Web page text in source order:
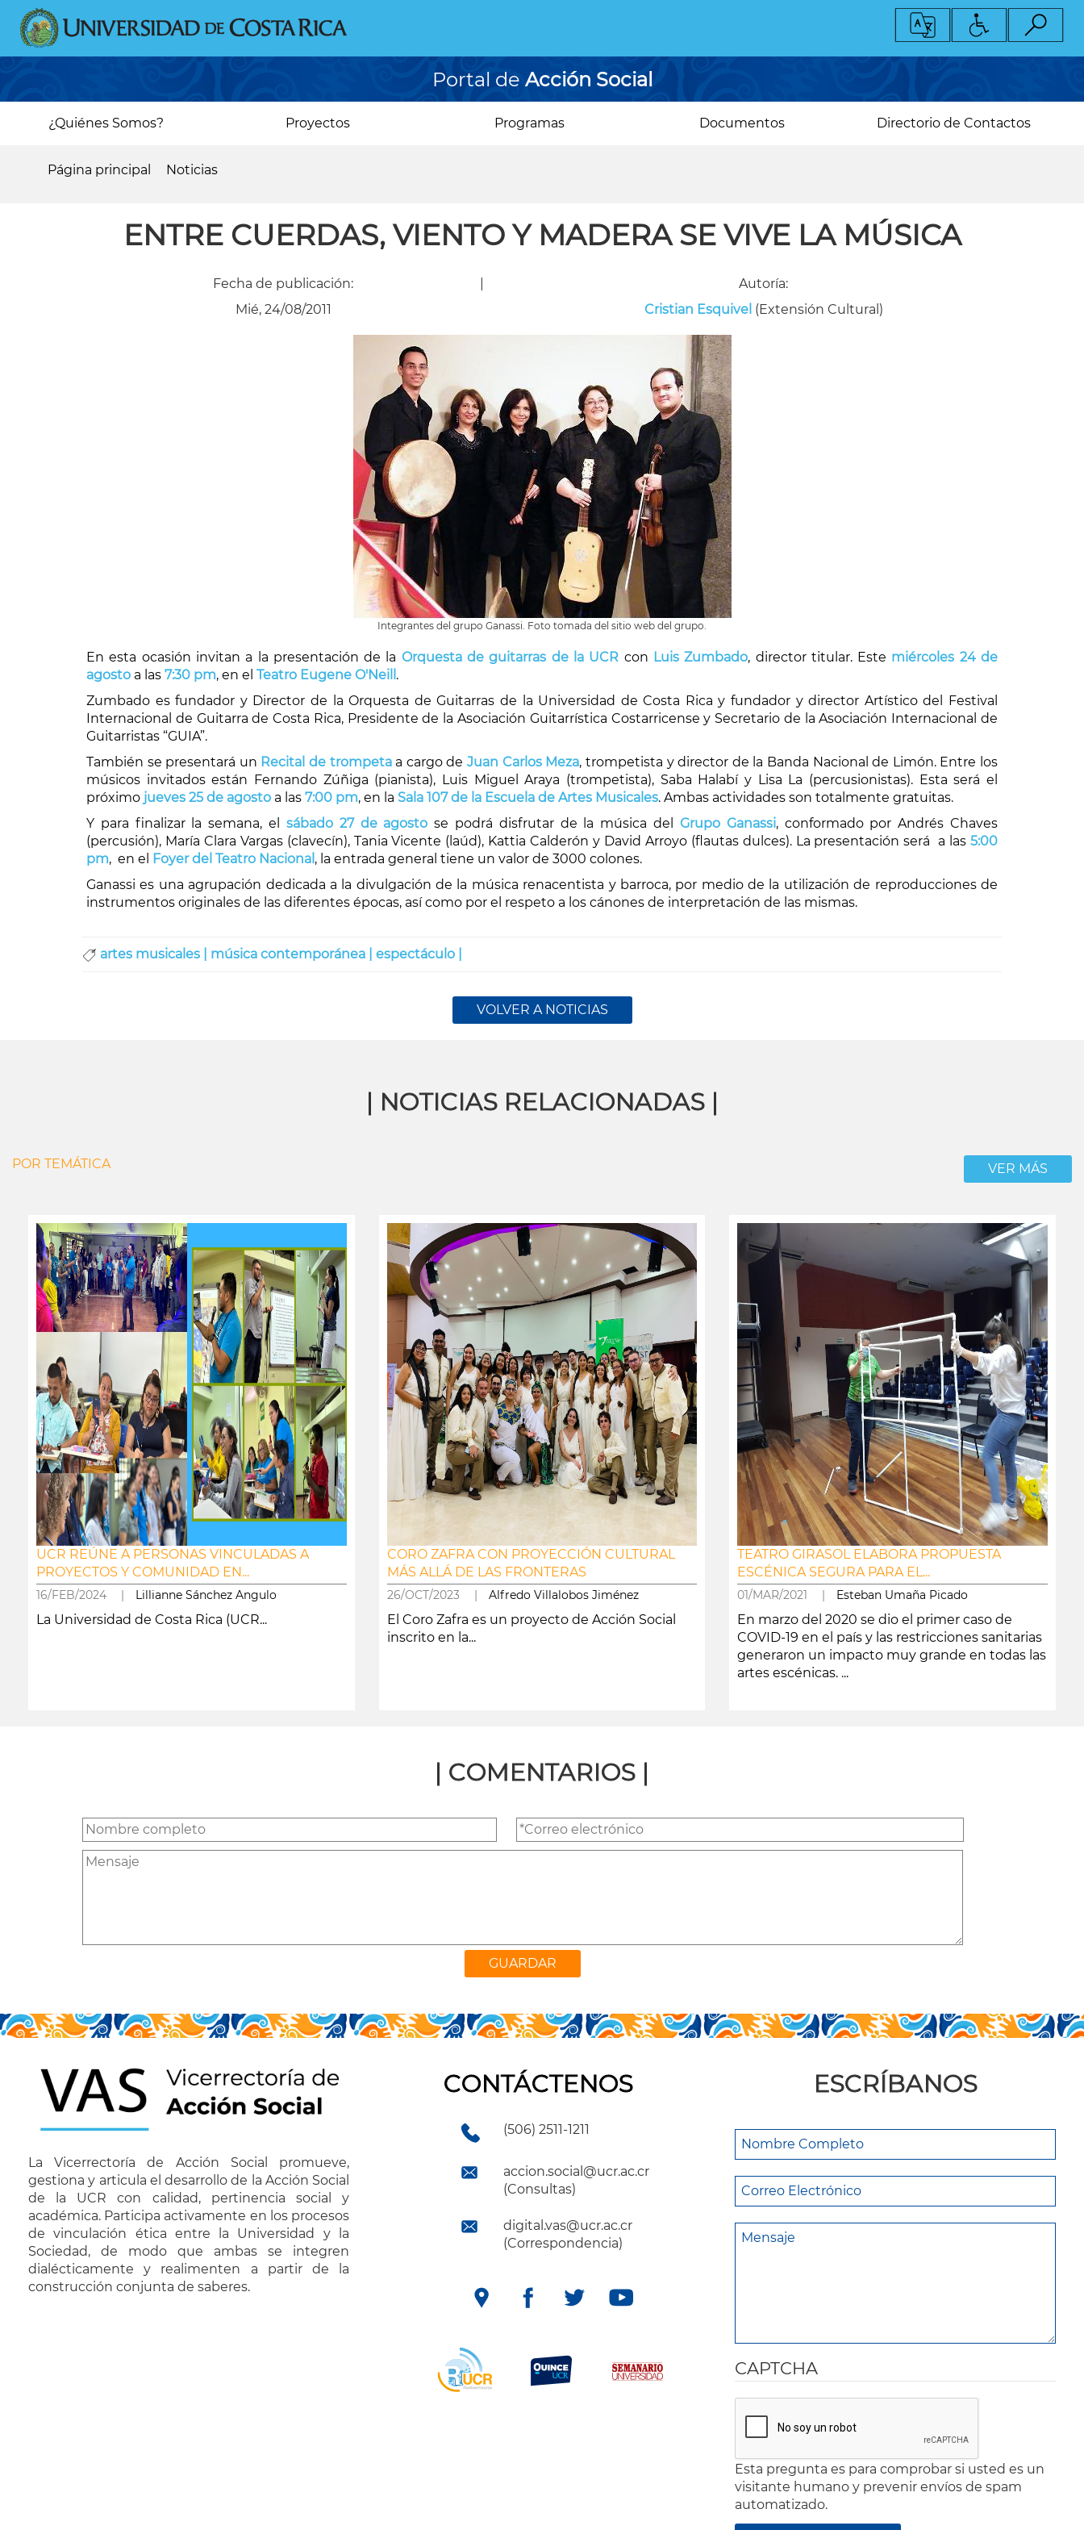
Pasar
contenido
principal
Portal de Acción Social
Main¿Quiénes Somos? Proyectos Programas Documentos Directorio de Contactos
Página principal Noticias
ENTRE CUERDAS, VIENTO Y MADERA SE VIVE LA MÚSICA
Fecha de publicación:
Mié, 24/08/2011
Autoría:
Cristian Esquivel (Extensión Cultural)
Integrantes del grupo Ganassi. Foto tomada del sitio web del grupo.
En esta ocasión invitan a la presentación de la Orquesta de guitarras de la UCR con Luis Zumbado, director titular. Este miércoles 24 de
agosto a las 7:30 pm, en el Teatro Eugene O'Neill .
Zumbado es fundador y Director de la Orquesta de Guitarras de la Universidad de Costa Rica y fundador y director Artístico del Festival
Internacional de Guitarra de Costa Rica, Presidente de la Asociación Guitarrística Costarricense y Secretario de la Asociación Internacional de
Guitarristas “GUIA”.
También se presentará un Recital de trompetaa cargo de Juan Carlos Meza, trompetista y director de la Banda Nacional de Limón. Entre los
músicos invitados están Fernando Zúñiga (pianista), Luis Miguel Araya (trompetista), Saba Halabí y Lisa La (percusionistas). Esta será el
próximo jueves 25 de agosto a las 7:00 pm, en la Sala 107 de la Escuela de Artes Musicales. Ambas actividades son totalmente gratuitas.
Y para finalizar la semana, el sábado 27 de agosto se podrá disfrutar de la música del Grupo Ganassi, conformado por Andrés Chaves
(percusión), María Clara Vargas (clavecín), Tania Vicente (laúd), Kattia Calderón y David Arroyo (flautas dulces). La presentación será a las 5:00
pm, en el Foyer del Teatro Nacional , la entrada general tiene un valor de 3000 colones.
Ganassi es una agrupación dedicada a la divulgación de la música renacentista y barroca, por medio de la utilización de reproducciones de
instrumentos originales de las diferentes épocas, así como por el respeto a los cánones de interpretación de las mismas.
artes musicales | música contemporánea | espectáculo |
VOLVER A NOTICIAS
| NOTICIAS RELACIONADAS |
POR TEMÁTICA VER MÁS
UCR REÚNE A PERSONAS VINCULADAS A
PROYECTOS Y COMUNIDAD EN...
16/FEB/2024 | Lillianne Sánchez Angulo
La Universidad de Costa Rica (UCR...
CORO ZAFRA CON PROYECCIÓN CULTURAL
MÁS ALLÁ DE LAS FRONTERAS
26/OCT/2023 | Alfredo Villalobos Jiménez
El Coro Zafra es un proyecto de Acción Social
inscrito en la...
TEATRO GIRASOL ELABORA PROPUESTA
ESCÉNICA SEGURA PARA EL...
01/MAR/2021 | Esteban Umaña Picado
En marzo del 2020 se dio el primer caso de
COVID-19 en el país y las restricciones sanitarias
generaron un impacto muy grande en todas las
artes escénicas. ...
| COMENTARIOS |
La Vicerrectoría de Acción Social promueve,
gestiona y articula el desarrollo de la Acción Social
de la UCR con calidad, pertinencia social y
académica. Participa activamente en los procesos
de vinculación ética entre la Universidad y la
Sociedad, de modo que ambas se integren
dialécticamente y realimenten a partir de la
construcción conjunta de saberes.
CONTÁCTENOS
(506) 2511-1211
accion.social@ucr.ac.cr
(Consultas)
digital.vas@ucr.ac.cr
(Correspondencia)
ESCRÍBANOS
CAPTCHA
Esta pregunta es para comprobar si usted es un
visitante humano y prevenir envíos de spam
automatizado.